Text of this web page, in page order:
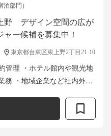
部門）
野 デザイン空間の広が
ー候補を募集中！
東京都台東区東上野2丁目21-10
管理 ・ホテル館内や観光地
務 ・地域企業など社内外の